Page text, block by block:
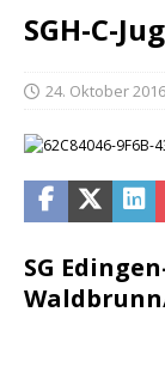
SGH-C-
24. Oktober 2016
SG